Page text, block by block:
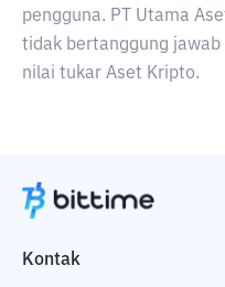
pengguna. PT Utama
tidak bertanggung
nilai tukar Aset Kripto.
Kontak